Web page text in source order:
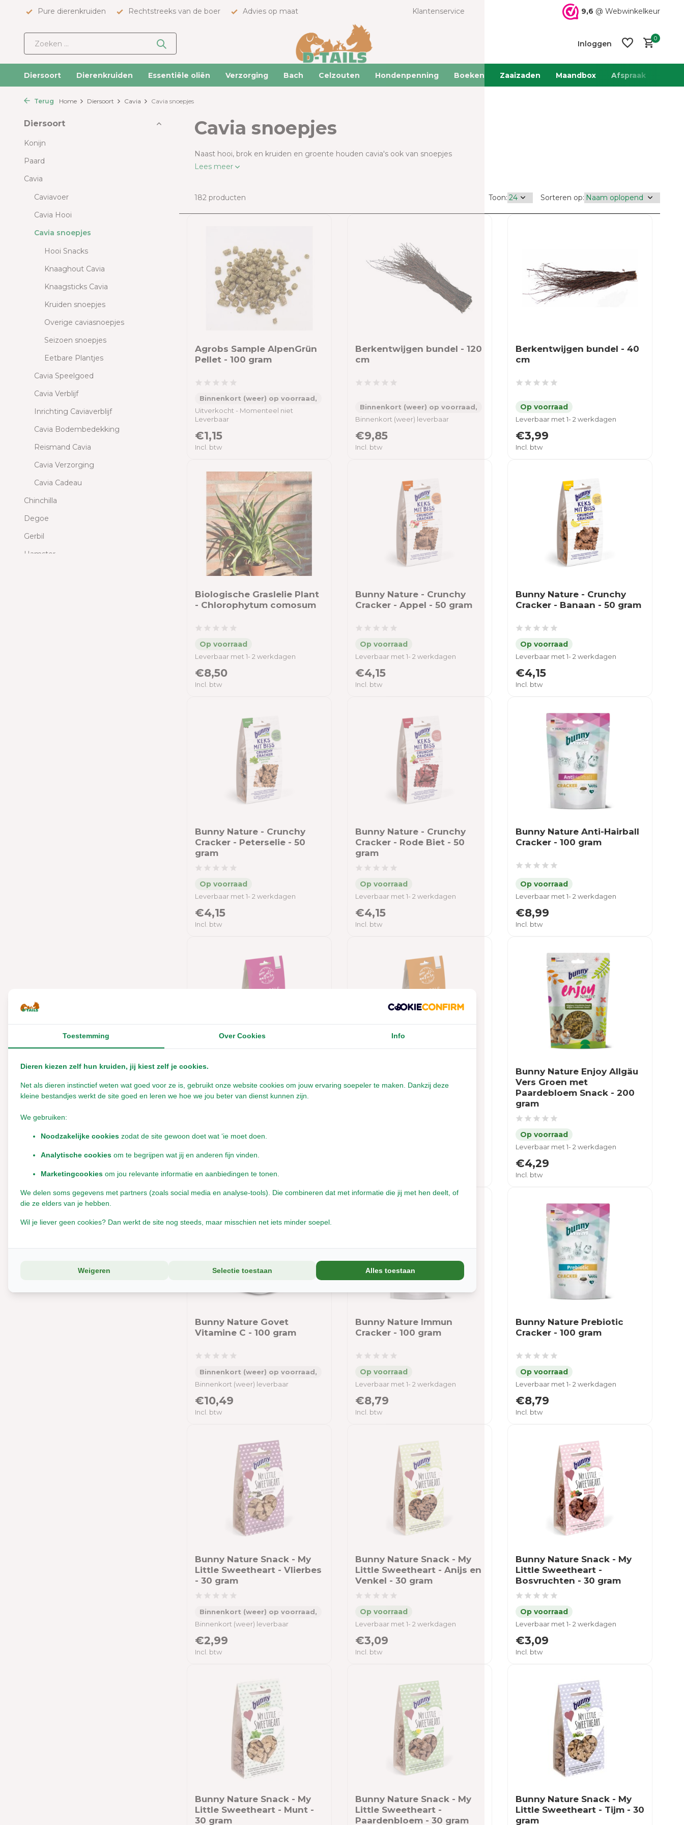
Pure dierenkruiden Rechtstreeks van de boer Advies op maat Klantenservice 9,6 @ Webwinkelkeur
Inloggen
0
Diersoort Dierenkruiden Essentiële oliën Verzorging Bach Celzouten Hondenpenning Boeken Zaaizaden Maandbox Afspraak
Terug Home Diersoort Cavia Cavia snoepjes
Diersoort
Konijn
Paard
Cavia
Caviavoer
Cavia Hooi
Cavia snoepjes
Hooi Snacks
Knaaghout Cavia
Knaagsticks Cavia
Kruiden snoepjes
Overige caviasnoepjes
Seizoen snoepjes
Eetbare Plantjes
Cavia Speelgoed
Cavia Verblijf
Inrichting Caviaverblijf
Cavia Bodembedekking
Reismand Cavia
Cavia Verzorging
Cavia Cadeau
Chinchilla
Degoe
Gerbil
Hamster
Cavia snoepjes
Naast hooi, brok en kruiden en groente houden cavia's ook van snoepjes
Lees meer
182 producten Toon: Sorteren op:
Agrobs Sample AlpenGrün
Pellet - 100 gram
Binnenkort (weer) op voorraad,
Uitverkocht - Momenteel niet
Leverbaar
€1,15
Incl. btw
Berkentwijgen bundel - 120
cm
Binnenkort (weer) op voorraad,
Binnenkort (weer) leverbaar
€9,85
Incl. btw
Berkentwijgen bundel - 40
cm
Leverbaar met 1- 2 werkdagen
€3,99
Incl. btw
Biologische Graslelie Plant
- Chlorophytum comosum
Leverbaar met 1- 2 werkdagen
€8,50
Incl. btw
Bunny Nature - Crunchy
Cracker - Appel - 50 gram
Leverbaar met 1- 2 werkdagen
€4,15
Incl. btw
Bunny Nature - Crunchy
Cracker - Banaan - 50 gram
Leverbaar met 1- 2 werkdagen
€4,15
Incl. btw
Bunny Nature - Crunchy
Cracker - Peterselie - 50
gram
Leverbaar met 1- 2 werkdagen
€4,15
Incl. btw
Bunny Nature - Crunchy
Cracker - Rode Biet - 50
gram
Leverbaar met 1- 2 werkdagen
€4,15
Incl. btw
Bunny Nature Anti-Hairball
Cracker - 100 gram
Leverbaar met 1- 2 werkdagen
€8,99
Incl. btw
Bunny Nature Botanicals
Multi Vitamine Snack - 150
gram
Uitverkocht - Momenteel niet
€10,00
Incl. btw
Vitamine C Snack - 150
Bunny Nature Enjoy Allgäu
Vers Groen met
Paardebloem Snack - 200
gram
Leverbaar met 1- 2 werkdagen
€4,29
Incl. btw
Bunny Nature Govet
Vitamine C - 100 gram
Binnenkort (weer) op voorraad,
Binnenkort (weer) leverbaar
€10,49
Incl. btw
Bunny Nature Immun
Cracker - 100 gram
Leverbaar met 1- 2 werkdagen
€8,79
Incl. btw
Bunny Nature Prebiotic
Cracker - 100 gram
Leverbaar met 1- 2 werkdagen
€8,79
Incl. btw
Bunny Nature Snack - My
Little Sweetheart - Vlierbes
- 30 gram
Binnenkort (weer) op voorraad,
Binnenkort (weer) leverbaar
€2,99
Incl. btw
Bunny Nature Snack - My
Little Sweetheart - Anijs en
Venkel - 30 gram
Leverbaar met 1- 2 werkdagen
€3,09
Incl. btw
Bunny Nature Snack - My
Little Sweetheart -
Bosvruchten - 30 gram
Leverbaar met 1- 2 werkdagen
€3,09
Incl. btw
Bunny Nature Snack - My
Little Sweetheart - Munt -
30 gram
Bunny Nature Snack - My
Little Sweetheart -
Paardenbloem - 30 gram
Bunny Nature Snack - My
Little Sweetheart - Tijm - 30
gram
Toestemming Over Cookies Info
Dieren kiezen zelf hun kruiden, jij kiest zelf je cookies.
Net als dieren instinctief weten wat goed voor ze is, gebruikt onze website cookies om jouw ervaring soepeler te maken. Dankzij deze
kleine bestandjes werkt de site goed en leren we hoe we jou beter van dienst kunnen zijn.
We gebruiken:
Noodzakelijke cookies zodat de site gewoon doet wat ‘ie moet doen.
Analytische cookies om te begrijpen wat jij en anderen fijn vinden.
Marketingcookies om jou relevante informatie en aanbiedingen te tonen.
We delen soms gegevens met partners (zoals social media en analyse-tools). Die combineren dat met informatie die jij met hen deelt, of
die ze elders van je hebben.
Wil je liever geen cookies? Dan werkt de site nog steeds, maar misschien net iets minder soepel.
Weigeren Selectie toestaan Alles toestaan